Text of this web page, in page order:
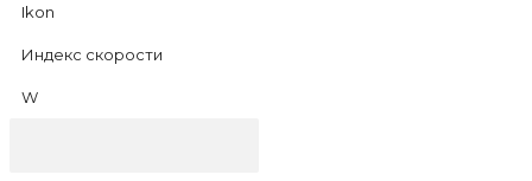
Ikon
Индекс скорости
W